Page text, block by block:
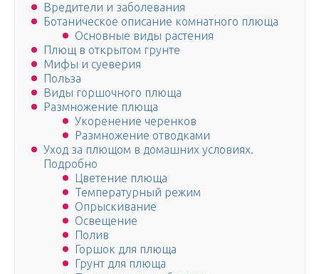
Вредители и заболевания
Ботаническое описание комнатного плюща
Основные виды растения
Плющ в открытом грунте
Мифы и суеверия
Польза
Виды горшочного плюща
Размножение плюща
Укоренение черенков
Размножение отводками
Уход за плющом в домашних условиях.
Подробно
Цветение плюща
Температурный режим
Опрыскивание
Освещение
Полив
Горшок для плюща
Грунт для плюща